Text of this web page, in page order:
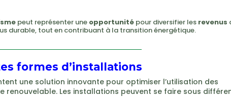
peut représenter une opportunitépour diversifier les revenus
durable, tout en contribuant à la transition énergétique.
formes d’installations
une solution innovante pour optimiser l’utilisation des
renouvelable. Les installations peuvent se faire sous